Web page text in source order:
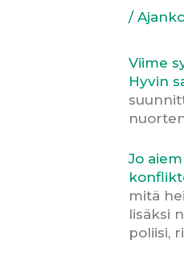
/
Viime
Hyvin
Jo
mitä
lisäksi
poliisi,